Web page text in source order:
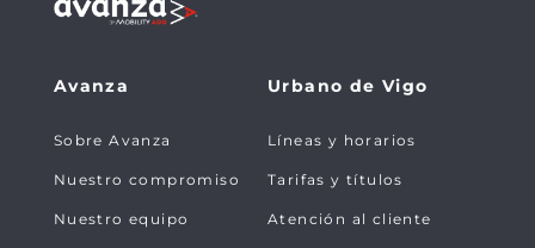
Avanza
Sobre Avanza
Nuestro compromiso
Nuestro equipo
Urbano de Vigo
Líneas y horarios
Tarifas y títulos
Atención al cliente